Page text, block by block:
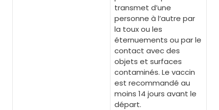
transmet d’une
personne à l’autre par
la toux ou les
éternuements ou par le
contact avec des
objets et surfaces
contaminés. Le vaccin
est recommandé au
moins 14 jours avant le
départ.